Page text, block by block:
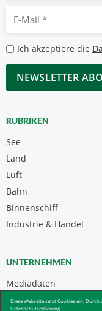
Diese Webseite setzt Cookies ein.
Datenschutzerklärung
Mail
*
*
Ich akzeptiere die
CAPTCHA
RUBRIKEN
See
Land
Luft
Bahn
Binnenschiff
Industrie & Handel
UNTERNEHMEN
Mediadaten
Kontakt